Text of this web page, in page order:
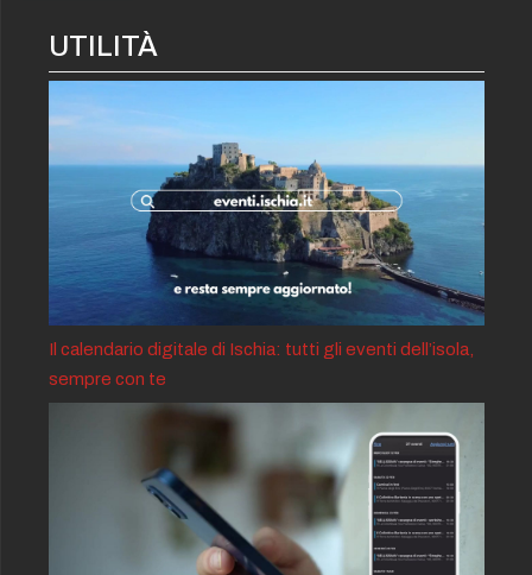
UTILITÀ
Il calendario digitale di Ischia: tutti gli eventi dell’isola,
sempre con te